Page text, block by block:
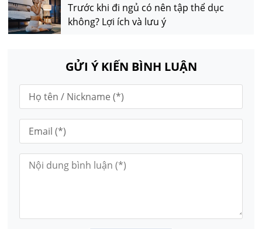
Trước khi đi ngủ có nên tập thể dục
không? Lợi ích và lưu ý
GỬI Ý KIẾN BÌNH LUẬN